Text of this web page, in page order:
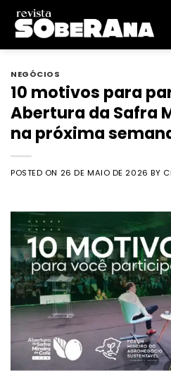
Skip
content
NEGÓCIOS
10 motivos para
Abertura da Safra
na próxima
POSTED ON 26 DE MAIO DE 2026 BY